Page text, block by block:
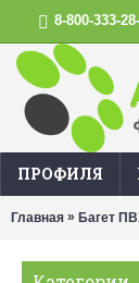
8-800-333-
ПРОФИЛЯ
Главная » Багет